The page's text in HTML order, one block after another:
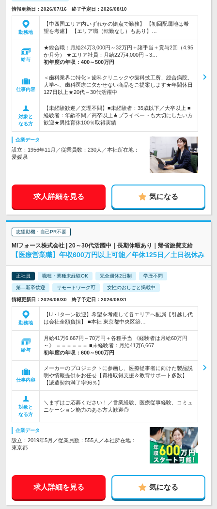
情報更新日：2026/07/16 終了予定日：2026/08/10
勤務地
【中四国エリア内いずれかの拠点で勤務】 【初回配属地は希
望を考慮】 【エリア職（転勤なし）もあり】…
給与
★総合職：月給24万3,000円～32万円＋諸手当＋賞与2回（4.95
か月分） ★エリア社員：月給22万4,000円～3…
初年度の年収： 400～500万円
仕事内容
＜歯科業界に特化＞歯科クリニックや歯科技工所、総合病院、
大学へ、歯科医療に欠かせない商品をご提案します★年間休日
127日以上★20代～30代活躍中
対象と
なる方
【未経験歓迎／文理不問】■未経験者：35歳以下／大卒以上 ■
経験者：年齢不問／高卒以上★プライベートも大切にしたい方
歓迎★男性育休100％取得実績
企業データ
設立：1956年11月／従業員数：230人／本社所在地：
愛媛県
求人詳細を見る 気になる
志望動機・自己PR不要
MIフォース株式会社 | 20～30代活躍中｜長期休暇あり｜帰省旅費支給
【医療営業職】年収600万円以上可能／年休125日／土日祝休み
正社員 職種・業種未経験OK 完全週休2日制 学歴不問
第二新卒歓迎 リモートワーク可 女性のおしごと掲載中
情報更新日：2026/06/30 終了予定日：2026/08/31
勤務地
【U・Iターン歓迎】希望を考慮して各エリアへ配属【引越し代
は会社全額負担】 ■本社 東京都中央区築…
給与
月給41万6,667円～70万円＋各種手当 《経験者は月給60万円
～》 ＝＝＝＝＝＝ ■未経験者：月給41万6,667…
初年度の年収： 600～900万円
仕事内容
メーカーのプロジェクトに参画し、医療従事者に向けた製品説
明や情報提供をお任せ【資格取得支援＆教育サポート多数】
【派遣契約満了率96％】
対象と
なる方
＼まずはご応募ください！／営業経験、医療従事経験、コミュ
ニケーション能力のある方大歓迎◎
企業データ
設立：2019年5月／従業員数：555人／本社所在地：
東京都
求人詳細を見る 気になる